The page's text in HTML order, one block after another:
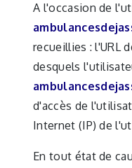
A l'occasion de
recueillies : l'URL
desquels
d'accès de
Internet (IP) de
En tout état de